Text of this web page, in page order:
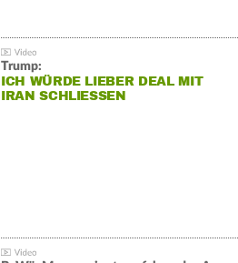
Trump:
ICH WÜRDE LIEBER DEAL MIT
IRAN SCHLIESSEN